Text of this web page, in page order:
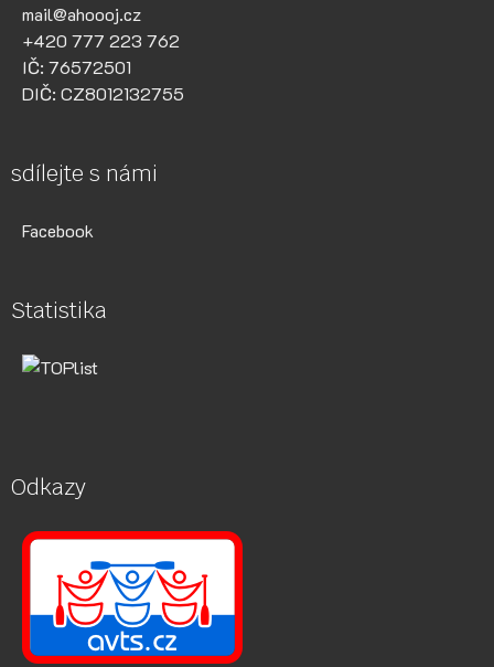
mail@ahoooj.cz
+420 777 223 762
IČ: 76572501
DIČ: CZ8012132755
sdílejte s námi
Facebook
Statistika
Odkazy